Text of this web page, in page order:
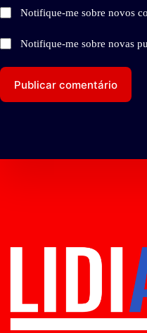
Notifique-me sobre novos
Notifique-me sobre novas
Publicar comentário